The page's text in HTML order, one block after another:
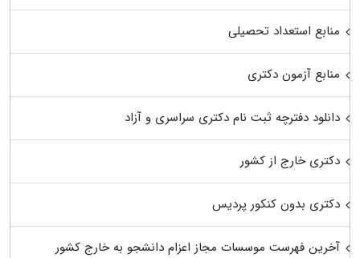
منابع استعداد تحصیلی
منابع آزمون دکتری
دانلود دفترچه ثبت نام دکتری سراسری و آزاد
دکتری خارج از کشور
دکتری بدون کنکور پردیس
آخرین فهرست موسسات مجاز اعزام دانشجو به خارج کشور